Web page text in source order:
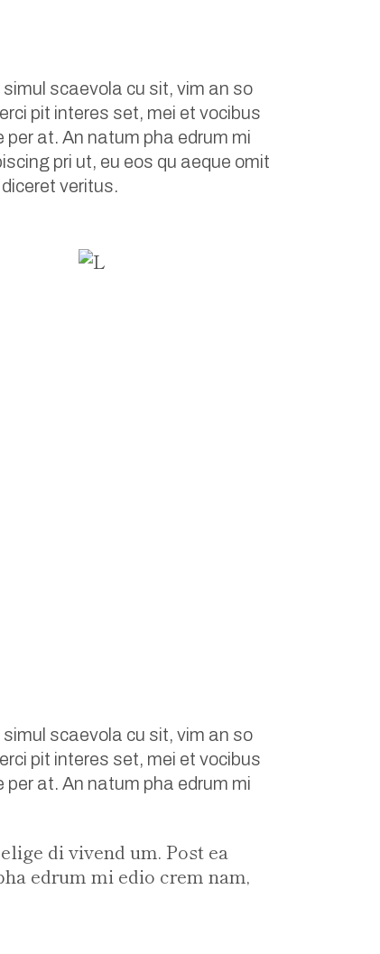
scaevola cu sit, vim an so
pit interes set, mei et vocibus
per at. An natum pha edrum mi
pri ut, eu eos qu aeque omit
veritus.
scaevola cu sit, vim an so
pit interes set, mei et vocibus
per at. An natum pha edrum mi
di vivend um. Post ea
edrum mi edio crem nam,